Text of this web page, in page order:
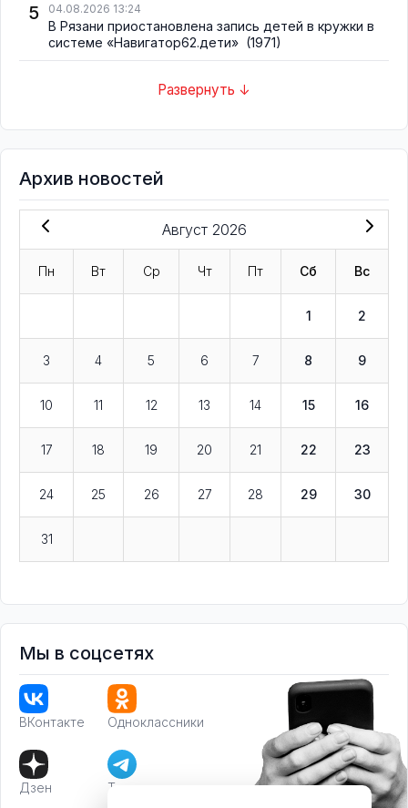
5 04.08.2026 13:24
В Рязани приостановлена запись детей в кружки в
системе «Навигатор62.дети» (1971)
Развернуть ↓
Архив новостей
Август 2026
Пн Вт Ср Чт Пт Сб Вс
1 2
3 4 5 6 7 8 9
10 11 12 13 14 15 16
17 18 19 20 21 22 23
24 25 26 27 28 29 30
31
Мы в соцсетях
ВКонтакте Одноклассники
Дзен Телеграм